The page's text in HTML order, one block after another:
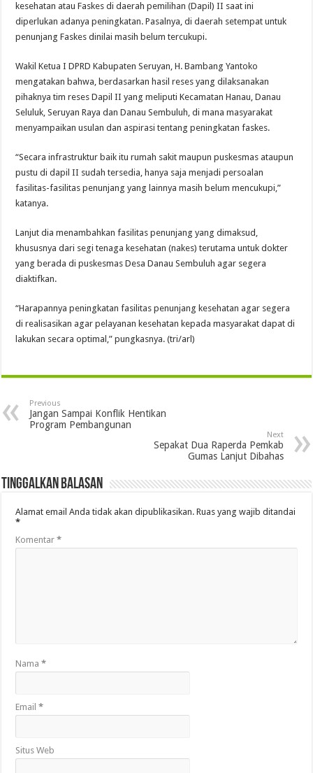
kesehatan atau Faskes di daerah pemilihan (Dapil) II saat ini
diperlukan adanya peningkatan. Pasalnya, di daerah setempat untuk
penunjang Faskes dinilai masih belum tercukupi.
Wakil Ketua I DPRD Kabupaten Seruyan, H. Bambang Yantoko
mengatakan bahwa, berdasarkan hasil reses yang dilaksanakan
pihaknya tim reses Dapil II yang meliputi Kecamatan Hanau, Danau
Seluluk, Seruyan Raya dan Danau Sembuluh, di mana masyarakat
menyampaikan usulan dan aspirasi tentang peningkatan faskes.
“Secara infrastruktur baik itu rumah sakit maupun puskesmas ataupun
pustu di dapil II sudah tersedia, hanya saja menjadi persoalan
fasilitas-fasilitas penunjang yang lainnya masih belum mencukupi,”
katanya.
Lanjut dia menambahkan fasilitas penunjang yang dimaksud,
khususnya dari segi tenaga kesehatan (nakes) terutama untuk dokter
yang berada di puskesmas Desa Danau Sembuluh agar segera
diaktifkan.
“Harapannya peningkatan fasilitas penunjang kesehatan agar segera
di realisasikan agar pelayanan kesehatan kepada masyarakat dapat di
lakukan secara optimal,” pungkasnya. (tri/arl)
Previous
Jangan Sampai Konflik Hentikan
Program Pembangunan
Next
Sepakat Dua Raperda Pemkab
Gumas Lanjut Dibahas
Tinggalkan Balasan
Alamat email Anda tidak akan dipublikasikan. Ruas yang wajib ditandai
*
Komentar*
Nama*
Email*
Situs Web